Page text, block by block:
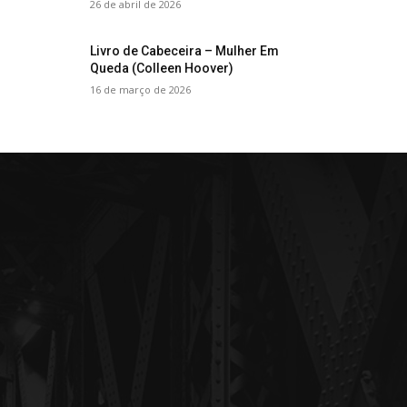
26 de abril de 2026
Livro de Cabeceira – Mulher Em
Queda (Colleen Hoover)
16 de março de 2026